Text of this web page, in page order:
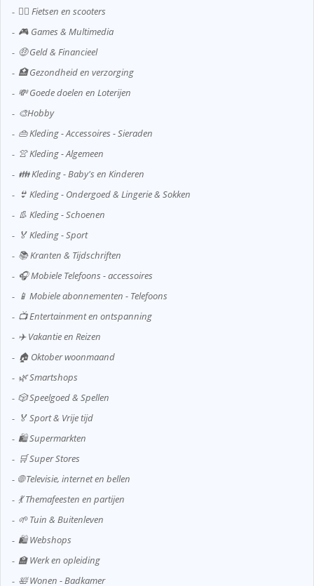
🚴‍♂️ Fietsen en scooters
🎮 Games & Multimedia
🤑 Geld & Financieel
🏥 Gezondheid en verzorging
💸 Goede doelen en Loterijen
🎨Hobby
👜 Kleding - Accessoires - Sieraden
👚 Kleding - Algemeen
👪 Kleding - Baby's en Kinderen
👙 Kleding - Ondergoed & Lingerie & Sokken
👢 Kleding - Schoenen
🏅 Kleding - Sport
📚 Kranten & Tijdschriften
🎧 Mobiele Telefoons - accessoires
📱 Mobiele abonnementen - Telefoons
📺 Entertainment en ontspanning
✈️ Vakantie en Reizen
🏠 Oktober woonmaand
🌿 Smartshops
🎲 Speelgoed & Spellen
🏅 Sport & Vrije tijd
🛍️ Supermarkten
🛒 Super Stores
🌐 Televisie, internet en bellen
💃 Themafeesten en partijen
🌱 Tuin & Buitenleven
🛍️ Webshops
🏫 Werk en opleiding
🛀 Wonen - Badkamer